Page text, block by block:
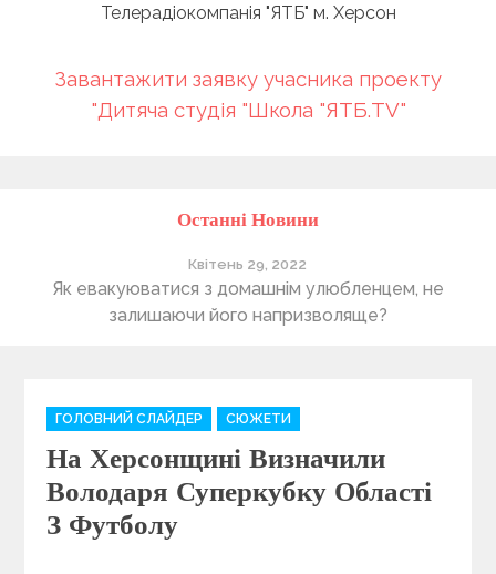
Телерадіокомпанія "ЯТБ" м. Херсон
Завантажити заявку учасника проекту
"Дитяча студія "Школа "ЯТБ.TV"
Останні Новини
Квітень 29, 2022
Як евакуюватися з домашнім улюбленцем, не
залишаючи його напризволяще?
C
a
e
g
o
ГОЛОВНИЙ СЛАЙДЕР СЮЖЕТИ
На Херсонщині Визначили
Володаря Суперкубку Області
З Футболу